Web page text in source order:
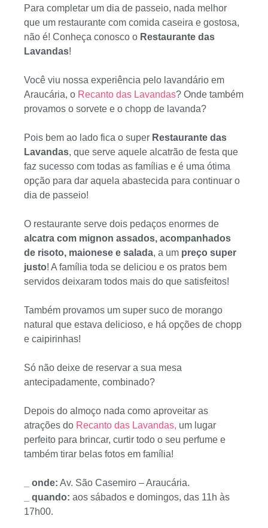
Para completar um dia de passeio, nada melhor
que um restaurante com comida caseira e gostosa,
não é! Conheça conosco o Restaurante das
Lavandas!
Você viu nossa experiência pelo lavandário em
Araucária, o Recanto das Lavandas? Onde também
provamos o sorvete e o chopp de lavanda?
Pois bem ao lado fica o super Restaurante das
Lavandas, que serve aquele alcatrão de festa que
faz sucesso com todas as famílias e é uma ótima
opção para dar aquela abastecida para continuar o
dia de passeio!
O restaurante serve dois pedaços enormes de
alcatra com mignon assados, acompanhados
de risoto, maionese e salada, a um preço super
justo! A família toda se deliciou e os pratos bem
servidos deixaram todos mais do que satisfeitos!
Também provamos um super suco de morango
natural que estava delicioso, e há opções de chopp
e caipirinhas!
Só não deixe de reservar a sua mesa
antecipadamente, combinado?
Depois do almoço nada como aproveitar as
atrações do Recanto das Lavandas, um lugar
perfeito para brincar, curtir todo o seu perfume e
também tirar belas fotos em família!
_ onde: Av. São Casemiro – Araucária.
_ quando: aos sábados e domingos, das 11h às
17h00.